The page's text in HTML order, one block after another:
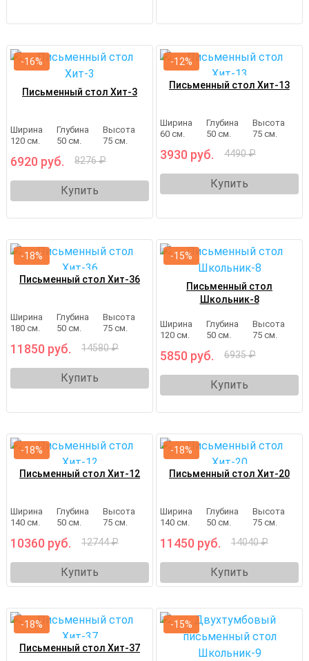
Письменный стол Хит-3
Ширина
120 см.
Глубина
50 см.
Высота
75 см.
6920 руб. 8276 ₽
Купить
-16%
Письменный стол Хит-13
Ширина
60 см.
Глубина
50 см.
Высота
75 см.
3930 руб. 4490 ₽
Купить
-12%
Письменный стол Хит-36
Ширина
180 см.
Глубина
50 см.
Высота
75 см.
11850 руб. 14580 ₽
Купить
-18%
Письменный стол
Школьник-8
Ширина
120 см.
Глубина
50 см.
Высота
75 см.
5850 руб. 6935 ₽
Купить
-15%
Письменный стол Хит-12
Ширина
140 см.
Глубина
50 см.
Высота
75 см.
10360 руб. 12744 ₽
Купить
-18%
Письменный стол Хит-20
Ширина
140 см.
Глубина
50 см.
Высота
75 см.
11450 руб. 14040 ₽
Купить
-18%
Письменный стол Хит-37
-18% -15%